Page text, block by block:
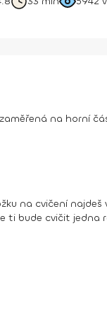
na horní
na cvičení najdeš
ti bude cvičit jedna